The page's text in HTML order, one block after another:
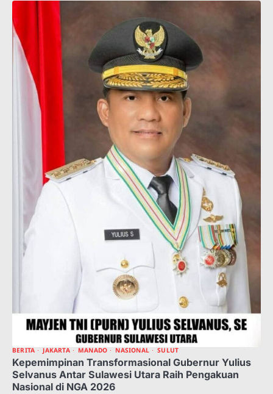
BERITA JAKARTA MANADO NASIONAL SULUT
Kepemimpinan Transformasional Gubernur Yulius
Selvanus Antar Sulawesi Utara Raih Pengakuan
Nasional di NGA 2026